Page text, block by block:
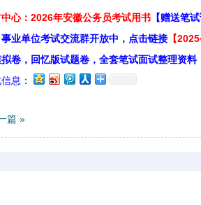
心：2026年安徽公务员考试用书 【赠送笔
业单位考试交流群开放中，点击链接 【
卷，回忆版试题卷，全套笔试面试整理资料
息：
篇 »